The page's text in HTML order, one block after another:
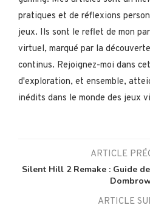
pratiques et de réflexions
jeux. Ils sont le reflet de mon
virtuel, marqué par la
continus. Rejoignez-moi dans
d'exploration, et ensemble,
inédits dans le monde des jeux
ARTICLE
Silent Hill 2 Remake : Guide
ARTICLE